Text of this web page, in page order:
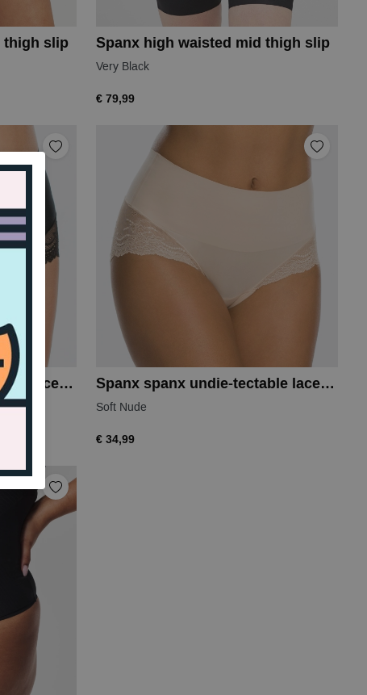
thigh slip Spanx high waisted mid thigh slip
Very Black
€ 79,99
Spanx spanx undie-tectable lace hi-hipster Spanx spanx undie-tectable lace hi-hipster
Soft Nude
€ 34,99